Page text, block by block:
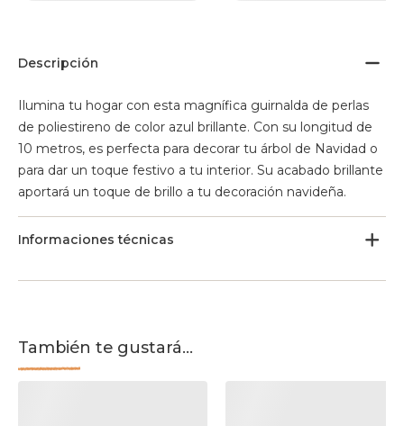
Descripción
Ilumina tu hogar con esta magnífica guirnalda de perlas
de poliestireno de color azul brillante. Con su longitud de
10 metros, es perfecta para decorar tu árbol de Navidad o
para dar un toque festivo a tu interior. Su acabado brillante
aportará un toque de brillo a tu decoración navideña.
Informaciones técnicas
También te gustará...